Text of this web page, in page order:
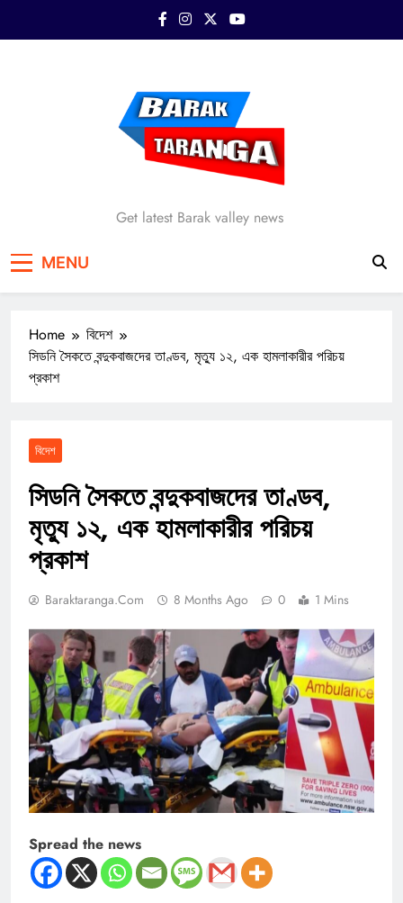
Barak Taranga
Get latest Barak valley news
MENU
Home
বিদেশ
সিডনি সৈকতে বন্দুকবাজদের তাণ্ডব, মৃত্যু ১২, এক হামলাকারীর পরিচয়
প্রকাশ
বিদেশ
সিডনি সৈকতে বন্দুকবাজদের তাণ্ডব,
মৃত্যু ১২, এক হামলাকারীর পরিচয়
প্রকাশ
Baraktaranga.com 8 Months Ago 0 1 Mins
Spread the news